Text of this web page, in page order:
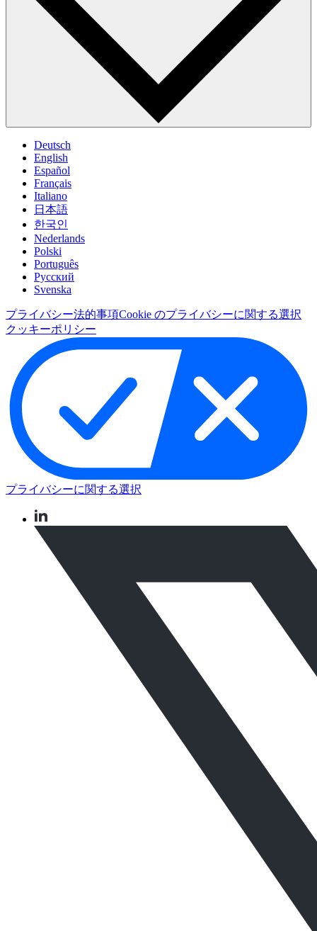
Deutsch
English
Español
Français
Italiano
日本語
한국인
Nederlands
Polski
Português
Pусский
Svenska
プライバシー法的事項Cookie のプライバシーに関する選択
クッキーポリシー
プライバシーに関する選択